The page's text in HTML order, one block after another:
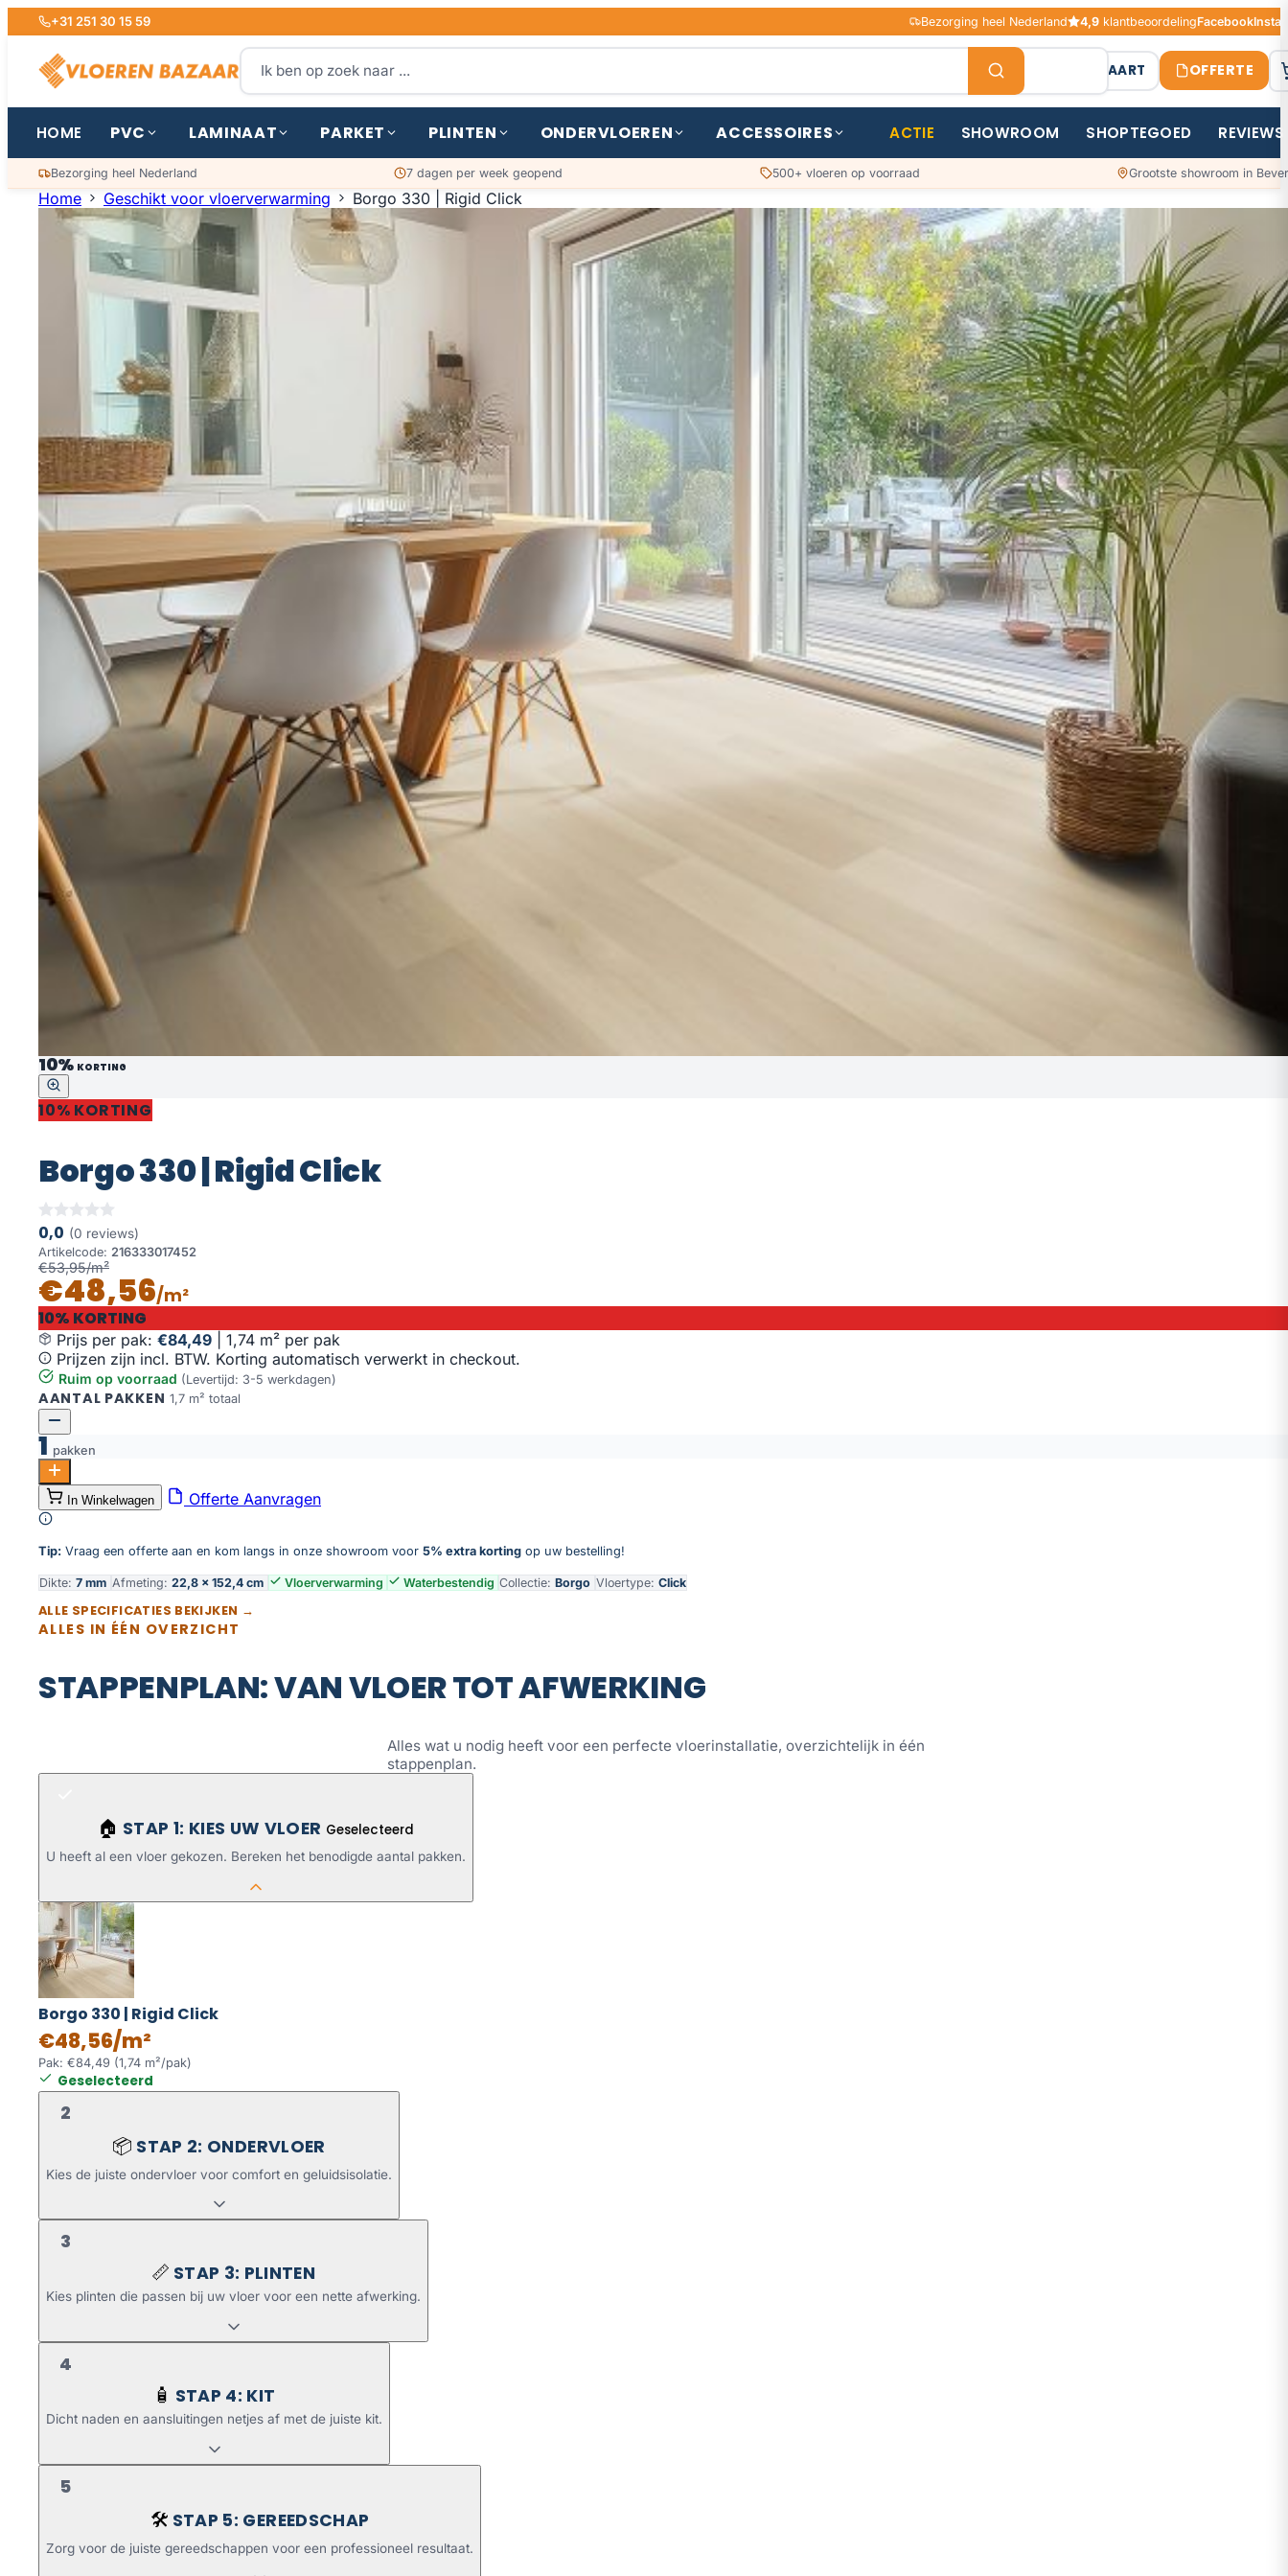
+31 251 30 15 59 Bezorging heel Nederland 4,9 klantbeoordelingFacebook
STAALKAART OFFERTE
HOME PVC LAMINAAT PARKET PLINTEN ONDERVLOEREN ACCESSOIRES ACTIE SHOWROOM SHOPTEGOED REVIEWS
Bezorging heel Nederland 7 dagen per week geopend 500+ vloeren op voorraad Grootste showroom in
Home Geschikt voor vloerverwarming Borgo 330 | Rigid Click
10% KORTING
10% KORTING
Borgo 330 | Rigid Click
0,0 (0 reviews)
Artikelcode: 216333017452
€53,95/m²
€48,56/m²
10% KORTING
Prijs per pak: €84,49
1,74 m² per pak
Prijzen zijn incl. BTW. Korting automatisch verwerkt in checkout.
Ruim op voorraad (Levertijd: 3-5 werkdagen)
AANTAL PAKKEN 1,7 m² totaal
1 pakken
Borgo 330 | Rigid Click aantal
Toevoegen aan winkelwagen
In Winkelwagen Offerte Aanvragen
Tip: Vraag een offerte aan en kom langs in onze showroom voor 5% extra korting op uw bestelling!
Dikte: 7 mm Afmeting: 22,8 × 152,4 cm Vloerverwarming Waterbestendig Collectie: Borgo Vloertype: Click
ALLE SPECIFICATIES BEKIJKEN →
ALLES IN ÉÉN OVERZICHT
STAPPENPLAN: VAN VLOER TOT AFWERKING
Alles wat u nodig heeft voor een perfecte vloerinstallatie, overzichtelijk in één
stappenplan.
🏠 STAP 1: KIES UW VLOER Geselecteerd
U heeft al een vloer gekozen. Bereken het benodigde aantal pakken.
Borgo 330 | Rigid Click
€48,56/m²
Pak: €84,49 (1,74 m²/pak)
Geselecteerd
2
📦 STAP 2: ONDERVLOER
Kies de juiste ondervloer voor comfort en geluidsisolatie.
3
📏 STAP 3: PLINTEN
Kies plinten die passen bij uw vloer voor een nette afwerking.
4
🧴 STAP 4: KIT
Dicht naden en aansluitingen netjes af met de juiste kit.
5
🛠️ STAP 5: GEREEDSCHAP
Zorg voor de juiste gereedschappen voor een professioneel resultaat.